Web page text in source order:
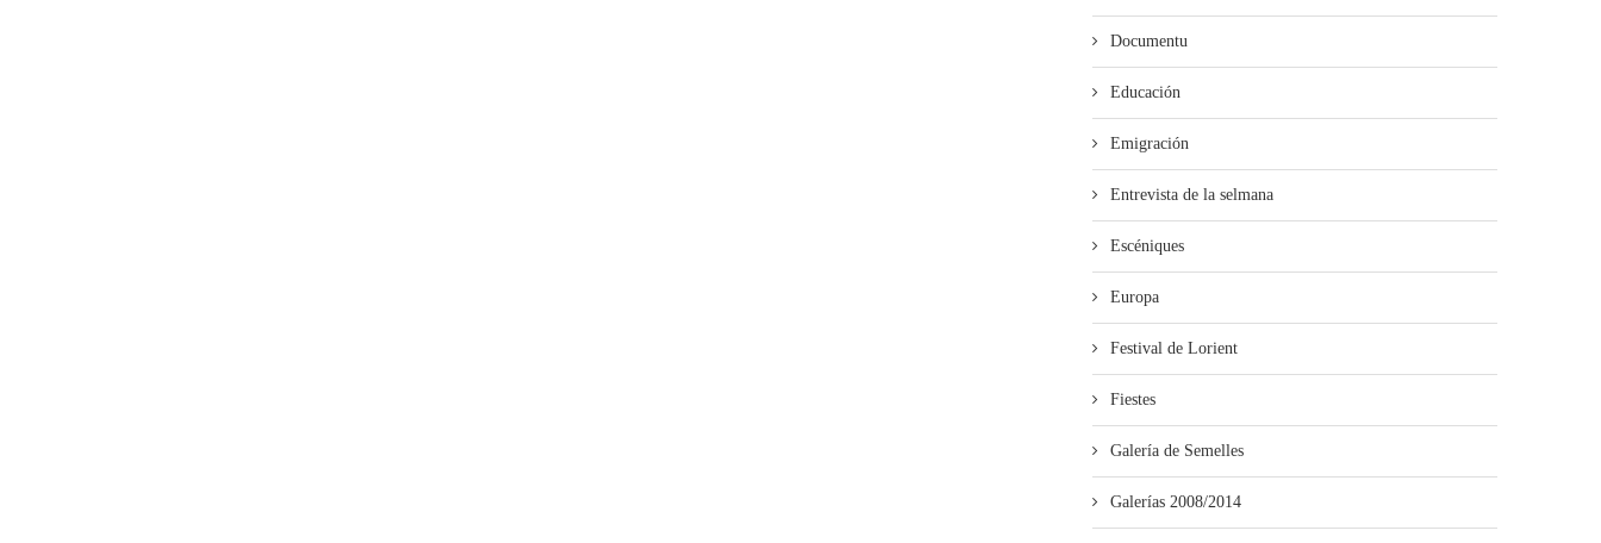
Documentu
Educación
Emigración
Entrevista de la selmana
Escéniques
Europa
Festival de Lorient
Fiestes
Galería de Semelles
Galerías 2008/2014